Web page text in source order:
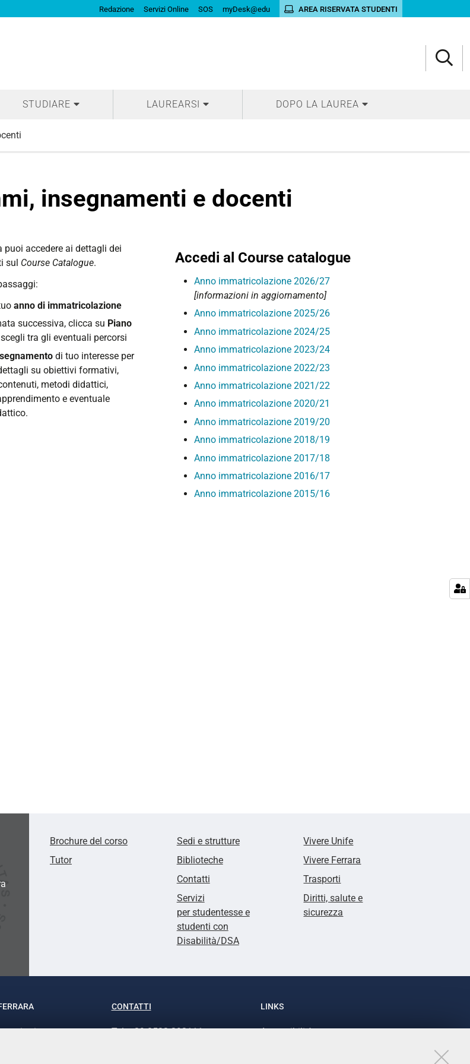
Redazione Servizi Online SOS myDesk@edu AREA RISERVATA STUDENTI
STUDIARE LAUREARSI DOPO LA LAUREA
insegnamenti e docenti
puoi accedere ai dettagli dei
sul Course Catalogue.
anno di immatricolazione
successiva, clicca su Piano
tra gli eventuali percorsi
di tuo interesse per
su obiettivi formativi,
metodi didattici,
e eventuale
Accedi al Course catalogue
Anno immatricolazione 2026/27
[informazioni in aggiornamento]
Anno immatricolazione 2025/26
Anno immatricolazione 2024/25
Anno immatricolazione 2023/24
Anno immatricolazione 2022/23
Anno immatricolazione 2021/22
Anno immatricolazione 2020/21
Anno immatricolazione 2019/20
Anno immatricolazione 2018/19
Anno immatricolazione 2017/18
Anno immatricolazione 2016/17
Anno immatricolazione 2015/16
Brochure del corso
Tutor
Sedi e strutture
Biblioteche
Contatti
Servizi
per studentesse e
studenti con
Disabilità/DSA
Vivere Unife
Vivere Ferrara
Trasporti
Diritti, salute e
sicurezza
CONTATTI
Tel. +39 0532 293111
LINKS
Accessibilità